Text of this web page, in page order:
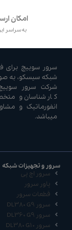
امکان
به سراسر
سرور سوییچ برای
شبکه سیسکو، به
کارشناسان و
انفورماتیک و
میباشد.
سرور و تجهیزات شبکه
سرور اچ پی
پاور سرور
قطعات سرور
سرور DL380 G9
سرور DL360 G9
سرور DL380 G10